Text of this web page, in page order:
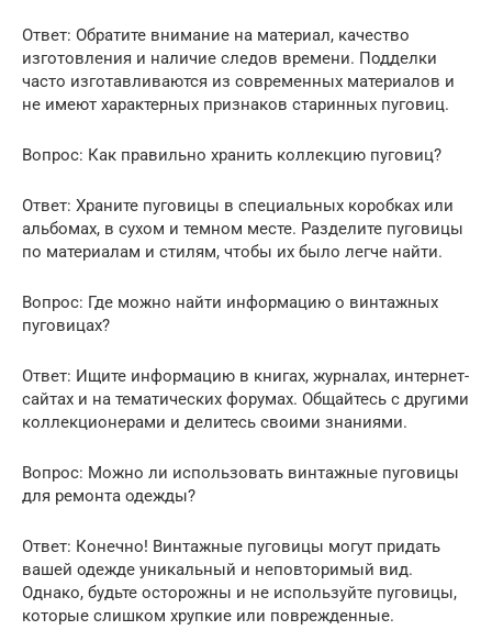
Ответ: Обратите внимание на материал, качество
изготовления и наличие следов времени. Подделки
часто изготавливаются из современных материалов и
не имеют характерных признаков старинных пуговиц.
Вопрос: Как правильно хранить коллекцию пуговиц?
Ответ: Храните пуговицы в специальных коробках или
альбомах, в сухом и темном месте. Разделите пуговицы
по материалам и стилям, чтобы их было легче найти.
Вопрос: Где можно найти информацию о винтажных
пуговицах?
Ответ: Ищите информацию в книгах, журналах, интернет-
сайтах и на тематических форумах. Общайтесь с другими
коллекционерами и делитесь своими знаниями.
Вопрос: Можно ли использовать винтажные пуговицы
для ремонта одежды?
Ответ: Конечно! Винтажные пуговицы могут придать
вашей одежде уникальный и неповторимый вид.
Однако, будьте осторожны и не используйте пуговицы,
которые слишком хрупкие или поврежденные.